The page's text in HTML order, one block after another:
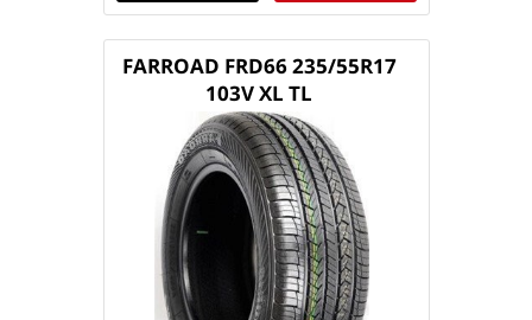
FARROAD FRD66 235/55R17
103V XL TL